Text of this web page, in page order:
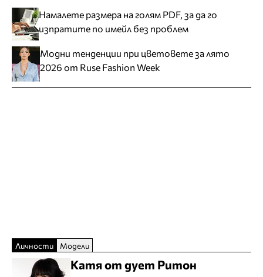
Намалете размера на голям PDF, за да го
изпратите по имейл без проблем
Модни тенденции при цветовете за лято
2026 от Ruse Fashion Week
Личности Модели
Катя от дует Ритон